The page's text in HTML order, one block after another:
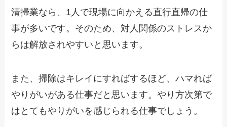
清掃業なら、1人で現場に向かえる直行直帰の仕
事が多いです。そのため、対人関係のストレスか
らは解放されやすいと思います。
また、掃除はキレイにすればするほど、ハマれば
やりがいがある仕事だと思います。やり方次第で
はとてもやりがいを感じられる仕事でしょう。